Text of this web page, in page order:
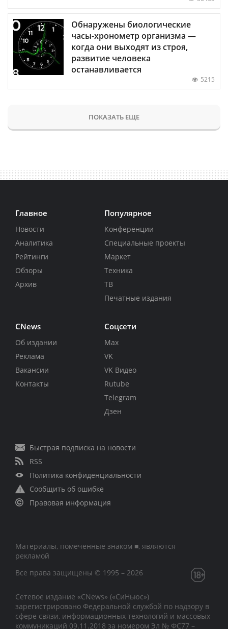
Обнаружены биологические
часы-хронометр организма —
когда они выходят из строя,
развитие человека
останавливается
5215
ПОКАЗАТЬ ЕЩЕ
Главное
Новости
Аналитика
Рейтинги
Обзоры
Архив
Популярное
Конференции
Специальные проекты
Маркет
Техника
ТВ
Печатные издания
CNews
Об издании
Реклама
Вакансии
Контакты
Соцсети
Max
VK
VK Видео
Rutube
Telegram
Дзен
Быстрая подписка на новости
RSS
Политика конфиденциальности
Сообщить об ошибке
Правовая информация
Материалы, помеченные знаком ■, являются
рекламой
Все права защищены © 1995 – 2026
Сетевое издание «CNews» («СиНьюс»)
зарегистрировано Федеральной службой по надзору в
сфере связи, информационных технологий и массовых
коммуникаций 09.11.2018 за номером Эл № ФС77 –